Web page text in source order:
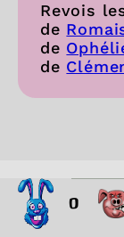
Revois
de
de
de
0